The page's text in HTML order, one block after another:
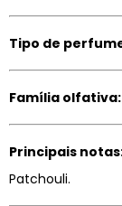
Tipo de
Família olfativa:
Principais
Patchouli.